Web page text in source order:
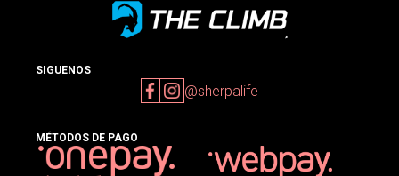
SIGUENOS
@sherpalife
MÉTODOS DE PAGO